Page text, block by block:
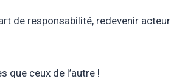
de responsabilité, redevenir
que ceux de l’autre !